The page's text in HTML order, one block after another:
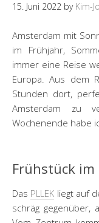
15. Juni 2022 by Kim-
Amsterdam mit
im Frühjahr,
immer eine Reise
Europa. Aus dem
Stunden dort,
Amsterdam zu
Wochenende habe
Frühstück im
Das PLLEK liegt auf
schräg gegenüber,